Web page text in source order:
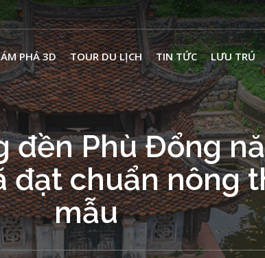
PHÁ 3D TOUR DU LỊCH TIN TỨC LƯU TRÚ
đền Phù Đổng
đạt chuẩn nông
mẫu